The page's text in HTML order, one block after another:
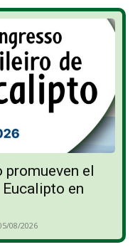
promueven el
en
08/2026